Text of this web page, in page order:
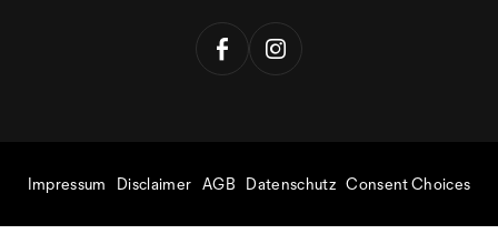
Impressum Disclaimer AGB Datenschutz Consent Choices